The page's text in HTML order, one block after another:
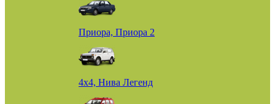
Приора, Приора 2
4х4, Нива Легенд